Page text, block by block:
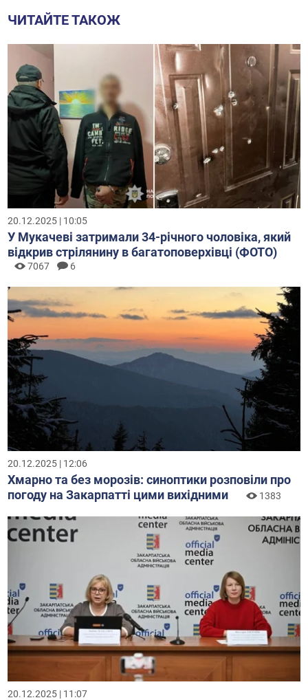
ЧИТАЙТЕ ТАКОЖ
20.12.2025 | 10:05
У Мукачеві затримали 34-річного чоловіка, який
відкрив стрілянину в багатоповерхівці (ФОТО)
7067 6
20.12.2025 | 12:06
Хмарно та без морозів: синоптики розповіли про
погоду на Закарпатті цими вихідними
1383
20.12.2025 | 11:07